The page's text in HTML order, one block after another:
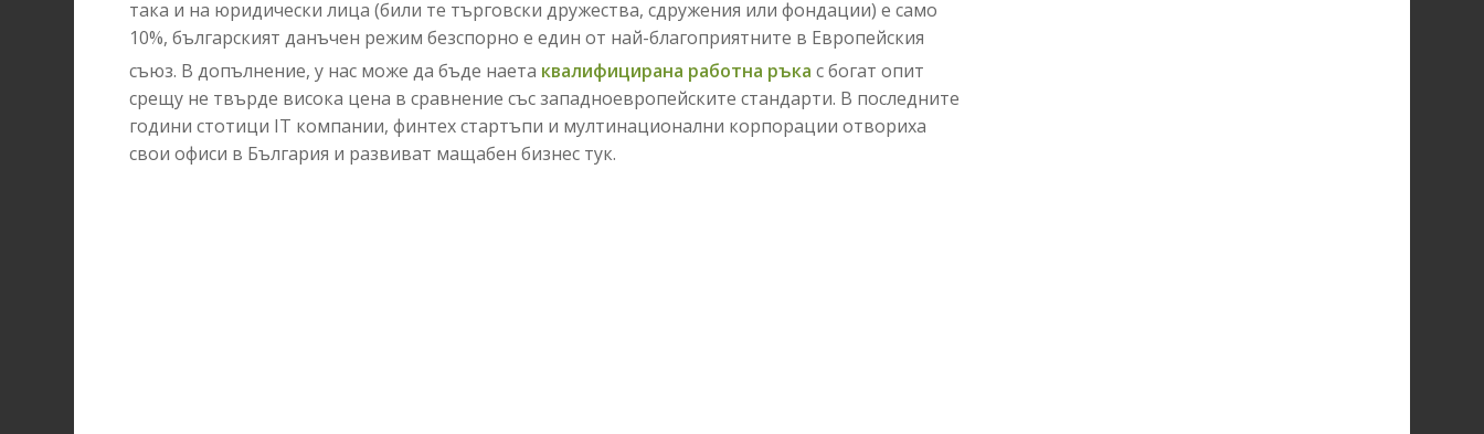
така и на юридически лица (били те търговски дружества, сдружения или фондации) е само
10%, българският данъчен режим безспорно е един от най-благоприятните в Европейския
съюз. В допълнение, у нас може да бъде наета квалифицирана работна ръка с богат опит
срещу не твърде висока цена в сравнение със западноевропейските стандарти. В последните
години стотици IT компании, финтех стартъпи и мултинационални корпорации отвориха
свои офиси в България и развиват мащабен бизнес тук.